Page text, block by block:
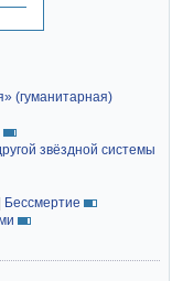
(гуманитарная)
звёздной системы
Бессмертие